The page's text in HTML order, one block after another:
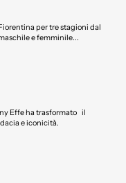
e femminile...
Effe ha trasformato il
e iconicità.